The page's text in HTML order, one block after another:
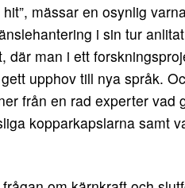
mässar en osynlig
i sin tur
där man i ett
upphov till nya språk.
från en rad experter vad
kopparkapslarna samt